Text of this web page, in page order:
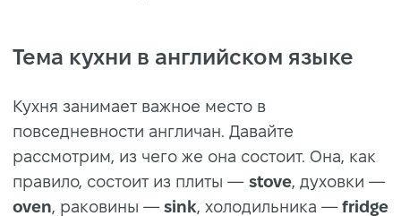
Тема кухни в английском языке
Кухня занимает важное место в
повседневности англичан. Давайте
рассмотрим, из чего же она состоит. Она, как
правило, состоит из плиты — stove, духовки —
oven, раковины — sink, холодильника — fridge